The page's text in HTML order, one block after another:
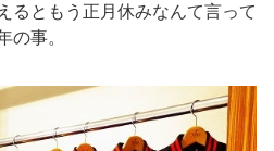
るともう正月休みなんて言って
の事。